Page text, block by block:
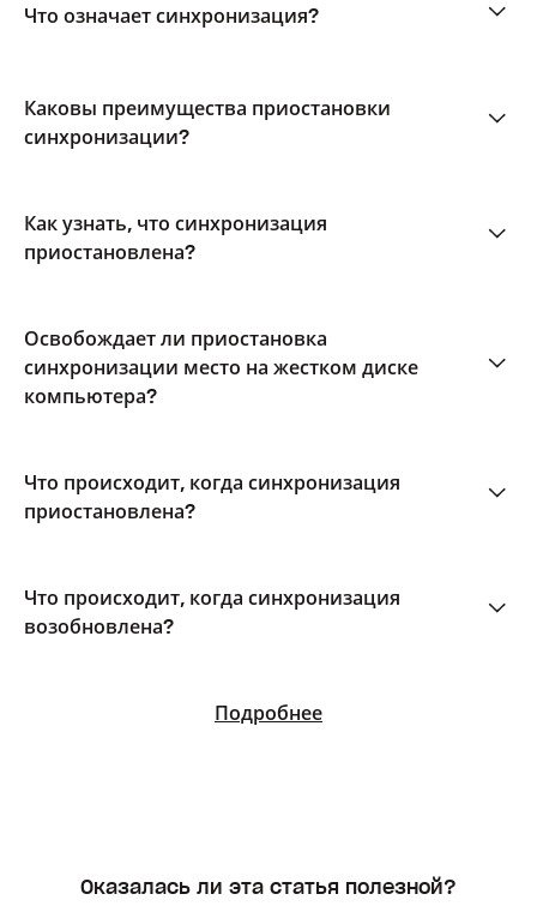
Что означает синхронизация?
Каковы преимущества приостановки
синхронизации?
Как узнать, что синхронизация
приостановлена?
Освобождает ли приостановка
синхронизации место на жестком диске
компьютера?
Что происходит, когда синхронизация
приостановлена?
Что происходит, когда синхронизация
возобновлена?
Подробнее
Оказалась ли эта статья полезной?